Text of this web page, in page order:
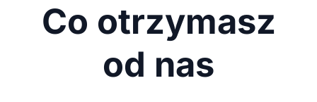
Co otrzymasz
od nas